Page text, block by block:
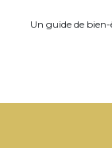
Un guide de